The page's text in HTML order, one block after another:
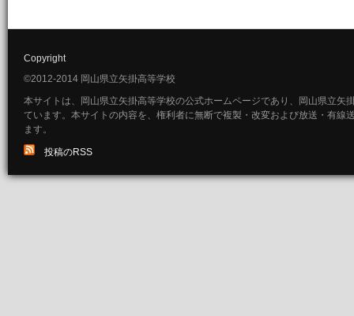
Copyright
©2012-2014 岡山県立矢掛高等学校
本サイトは、岡山県立矢掛高等学校の公式ホームページであり、岡山県立矢
ています。本サイトの内容を、権利者に無断で複製・改変および放送・有線
ます。
投稿のRSS